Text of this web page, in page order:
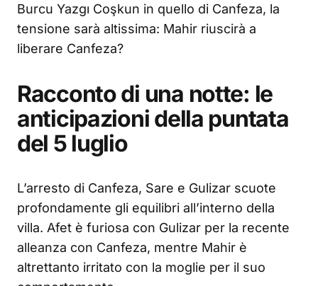
Burcu Yazgı Coşkun in quello di Canfeza, la
tensione sarà altissima: Mahir riuscirà a
liberare Canfeza?
Racconto di una notte: le
anticipazioni della puntata
del 5 luglio
L’arresto di Canfeza, Sare e Gulizar scuote
profondamente gli equilibri all’interno della
villa. Afet è furiosa con Gulizar per la recente
alleanza con Canfeza, mentre Mahir è
altrettanto irritato con la moglie per il suo